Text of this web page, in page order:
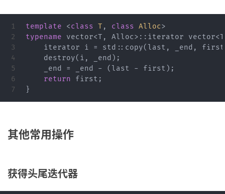
1
2
3
4
5
6
template <class T , class Alloc>
typename
vector<T , Alloc>:: iterator vector<T
iterator
i = std :: copy( last , _end , first
destroy( i , _end );
_end
= _end - ( last - first );
return
first ;
}
其他常用操作
获得头尾迭代器